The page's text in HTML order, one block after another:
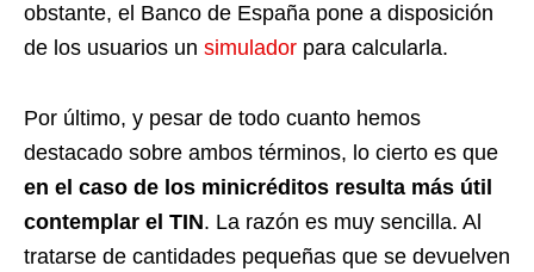
obstante, el Banco de España pone a disposición
de los usuarios un simulador para calcularla.
Por último, y pesar de todo cuanto hemos
destacado sobre ambos términos, lo cierto es que
en el caso de los minicréditos resulta más útil
contemplar el TIN. La razón es muy sencilla. Al
tratarse de cantidades pequeñas que se devuelven